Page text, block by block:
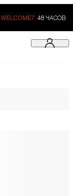
WELCOME7. 48 ЧАСОВ